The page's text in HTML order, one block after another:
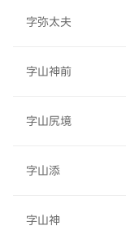
字弥太夫
字山神前
字山尻境
字山添
字山神